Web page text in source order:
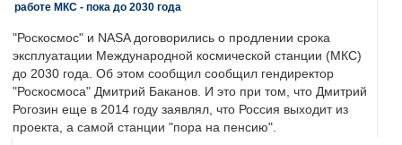
работе МКС - пока до 2030 года
"Роскосмос" и NASA договорились о продлении срока
эксплуатации Международной космической станции (МКС)
до 2030 года. Об этом сообщил сообщил гендиректор
"Роскосмоса" Дмитрий Баканов. И это при том, что Дмитрий
Рогозин еще в 2014 году заявлял, что Россия выходит из
проекта, а самой станции "пора на пенсию".